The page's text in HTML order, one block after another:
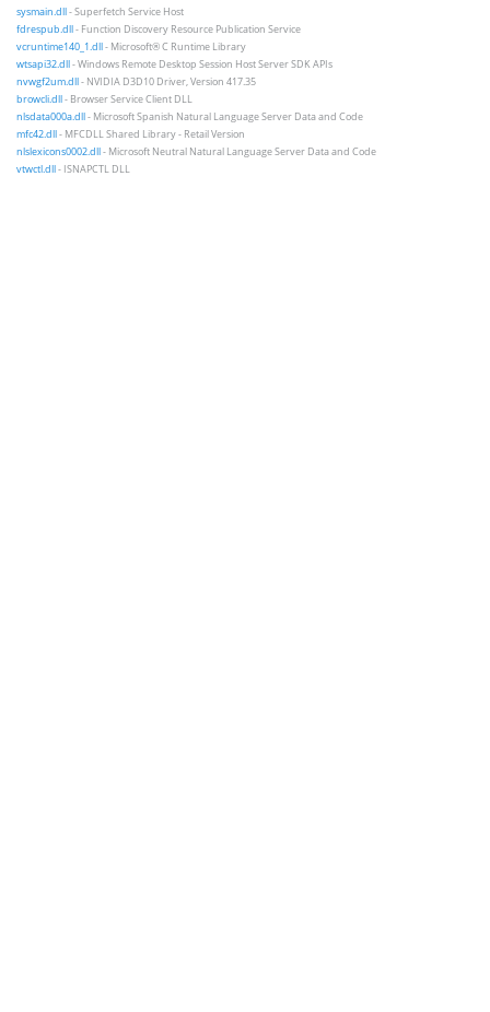
sysmain.dll- Superfetch Service Host
fdrespub.dll- Function Discovery Resource Publication Service
vcruntime140_1.dll- Microsoft® C Runtime Library
wtsapi32.dll- Windows Remote Desktop Session Host Server SDK APIs
nvwgf2um.dll- NVIDIA D3D10 Driver, Version 417.35
browcli.dll- Browser Service Client DLL
nlsdata000a.dll- Microsoft Spanish Natural Language Server Data and Code
mfc42.dll- MFCDLL Shared Library - Retail Version
nlslexicons0002.dll- Microsoft Neutral Natural Language Server Data and Code
vtwctl.dll- ISNAPCTL DLL